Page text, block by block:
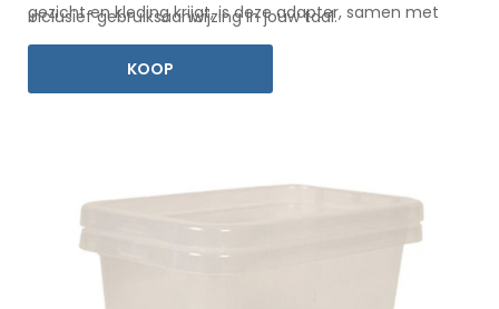
gezichten kledingkrijgt, is deze adapter, samen met
Electro Antiperspirant Forte of Electro Antiperspirant
ELITE, iets voor jou.
Inclusief gebruiksaanwijzing in jouw taal.
KOOP